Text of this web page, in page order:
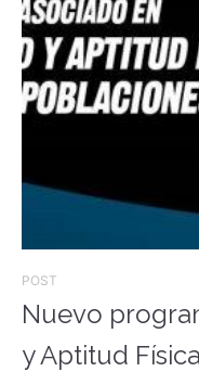
POST
Nuevo
y Aptitud